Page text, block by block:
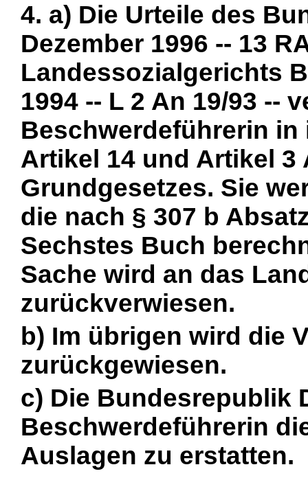
4. a) Die Urteile des
Dezember 1996 -- 13
Landessozialgerichts
1994 -- L 2 An 19/93 --
Beschwerdeführerin
Artikel 14 und Artikel 3
Grundgesetzes. Sie
die nach § 307 b
Sechstes Buch
Sache wird an das
zurückverwiesen.
b) Im übrigen wird die
zurückgewiesen.
c) Die Bundesrepublik
Beschwerdeführerin
Auslagen zu erstatten.